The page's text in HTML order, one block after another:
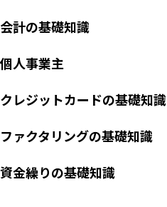
会計の基礎知識
個人事業主
クレジットカードの基礎知識
ファクタリングの基礎知識
資金繰りの基礎知識